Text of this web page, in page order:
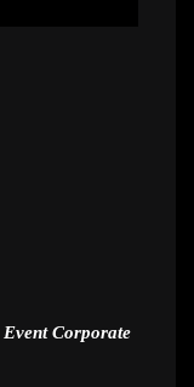
Corporate